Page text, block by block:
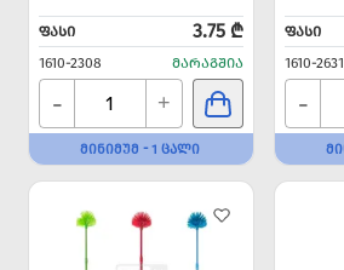
ᲤᲐᲡᲘ 3.75 ₾
1610-2308 ᲛᲐᲠᲐᲒᲨᲘᲐ
- +
ᲛᲘᲜᲘᲛᲣᲛ - 1 ᲪᲐᲚᲘ
ᲤᲐᲡᲘ
1610-2631
-